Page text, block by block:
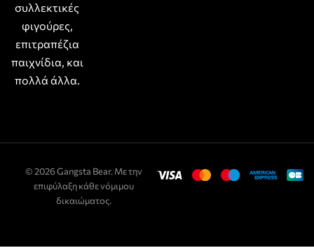
συλλεκτικές
φιγούρες,
επιτραπέζια
παιχνίδια, και
πολλά άλλα.
© 2026 Gangsta Bear. Με την
επιφύλαξη κάθε νόμιμου
δικαιώματος.